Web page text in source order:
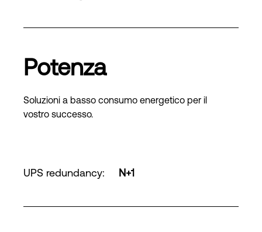
Potenza
Soluzioni a basso consumo energetico per il
vostro successo.
UPS redundancy: N+1